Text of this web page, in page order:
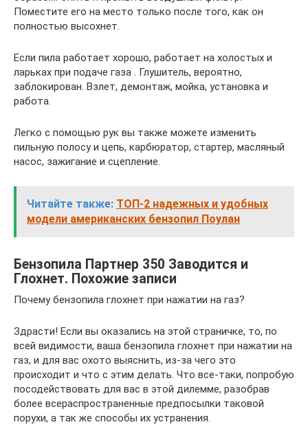
Поместите его на место только после того, как он
полностью высохнет.
Если пила работает хорошо, работает на холостых и
ларьках при подаче газа . Глушитель, вероятно,
заблокирован. Взлет, демонтаж, мойка, установка и
работа.
Легко с помощью рук вы также можете изменить
пильную полосу и цепь, карбюратор, стартер, масляный
насос, зажигание и сцепление.
Читайте также: ТОП-2 надежных и удобных
модели американских бензопил Поулан
Бензопила Партнер 350 Заводится и
Глохнет. Похожие записи
Почему бензопила глохнет при нажатии на газ?
Здрасти! Если вы оказались на этой страничке, то, по
всей видимости, ваша бензопила глохнет при нажатии на
газ, и для вас охото выяснить, из-за чего это
происходит и что с этим делать. Что все-таки, попробую
посодействовать для вас в этой дилемме, разобрав
более всераспространенные предпосылки таковой
порухи, а так же способы их устранения.